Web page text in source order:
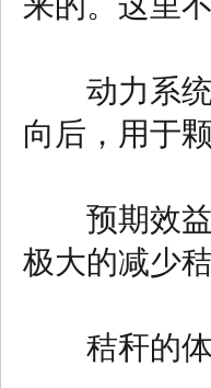
动力系统
向后，用于
预期效益
极大的减少
秸秆的体